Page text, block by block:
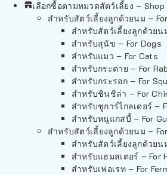
เลือกซื้อตามหมวดสัตว์เลี้ยง –
สำหรับสัตว์เลี้ยงลูกด้วยนม –
สำหรับสัตว์เลี้ยงลูกด้วยน
สำหรับสุนัข – For Dogs
สำหรับแมว – For Cats
สำหรับกระต่าย – For
สำหรับกระรอก – For
สำหรับชินชิล่า – For
สำหรับชูการ์ไกลเดอร์ –
สำหรับหนูแกสบี้ – For
สำหรับสัตว์เลี้ยงลูกด้วยนม –
สำหรับสัตว์เลี้ยงลูกด้วยน
สำหรับแฮมสเตอร์ – For
สำหรับเฟอเรท – For